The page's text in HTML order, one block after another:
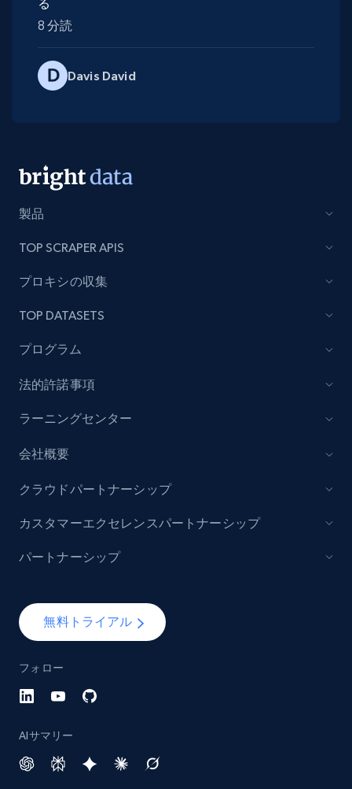
Davis David
る
8 分読
製品
TOP SCRAPER APIS
プロキシの収集
TOP DATASETS
プログラム
法的許諾事項
ラーニングセンター
会社概要
無料トライアル
フォロー
AIサマリー
クラウドパートナーシップ
カスタマーエクセレンスパートナーシップ
パートナーシップ